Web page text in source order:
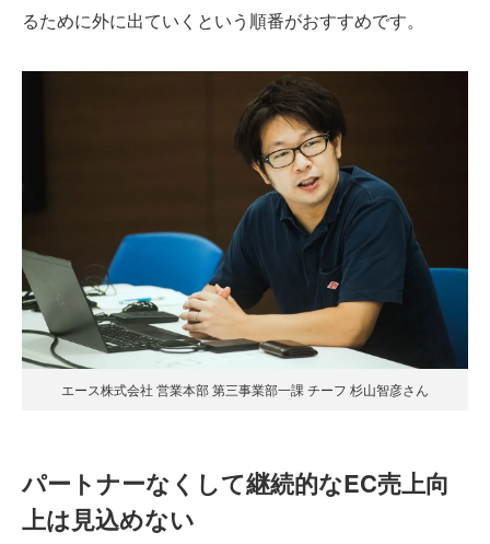
るために外に出ていくという順番がおすすめです。
エース株式会社 営業本部 第三事業部一課 チーフ 杉山智彦さん
パートナーなくして継続的なEC売上向
上は見込めない